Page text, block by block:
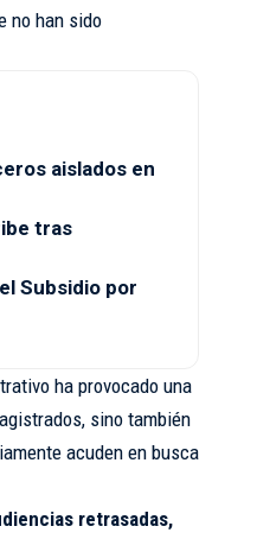
no han sido
aislados en
tras
Subsidio por
ha provocado una
sino también
acuden en busca
retrasadas,